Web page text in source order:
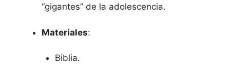
“gigantes” de la adolescencia.
Materiales:
Biblia.